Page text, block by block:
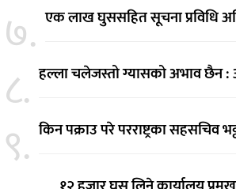
७. एक लाख घुससहित सूचना प्रविधि
८. हल्ला चलेजस्तो ग्यासको अभाव छैन
९. किन पक्राउ परे परराष्ट्रका सहसचिव